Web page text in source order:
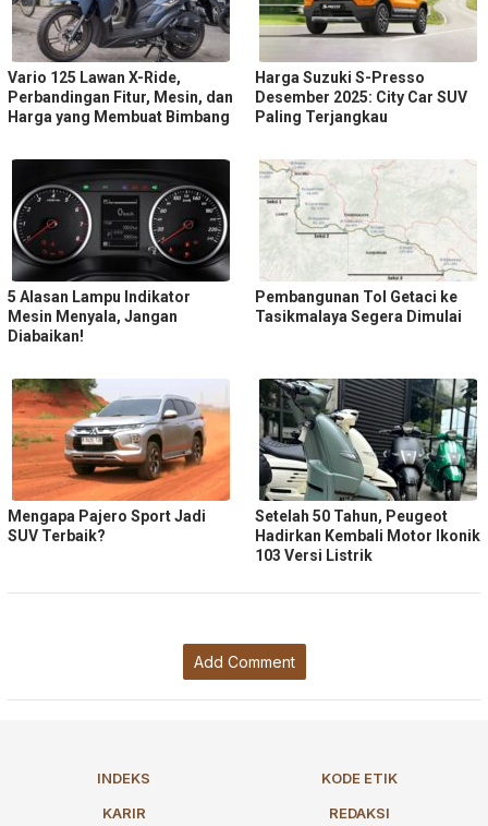
Vario 125 Lawan X-Ride,
Perbandingan Fitur, Mesin, dan
Harga yang Membuat Bimbang
Harga Suzuki S-Presso
Desember 2025: City Car SUV
Paling Terjangkau
5 Alasan Lampu Indikator
Mesin Menyala, Jangan
Diabaikan!
Pembangunan Tol Getaci ke
Tasikmalaya Segera Dimulai
Mengapa Pajero Sport Jadi
SUV Terbaik?
Setelah 50 Tahun, Peugeot
Hadirkan Kembali Motor Ikonik
103 Versi Listrik
Add Comment
INDEKS
KODE ETIK
KARIR
REDAKSI